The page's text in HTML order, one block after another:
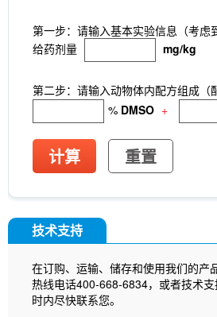
第一步：请输入基本实验信息（考
给药剂量
mg/kg
第二步：请输入动物体内配方组成
% DMSO +
计算 重置
技术支持
在订购、运输、储存和使用我们的产
热线电话400-668-6834，或者技术
时内尽快联系您。